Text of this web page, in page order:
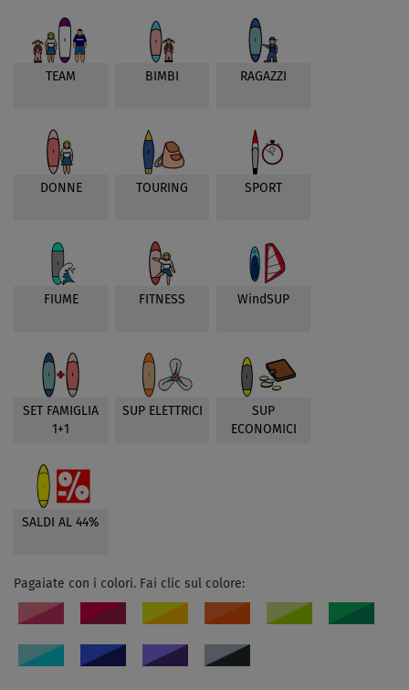
TEAM BIMBI RAGAZZI
DONNE TOURING SPORT
FIUME FITNESS WindSUP
SET FAMIGLIA
1+1
SUP ELETTRICI
SUP
ECONOMICI
SALDI AL 44%
Pagaiate con i colori. Fai clic sul colore: